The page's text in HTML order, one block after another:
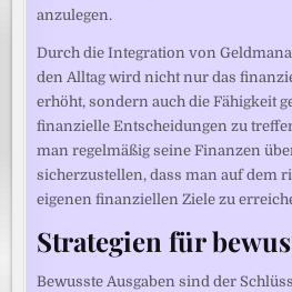
anzulegen.
Durch die Integration von
den Alltag wird nicht nur das
erhöht, sondern auch die Fähigkeit
finanzielle Entscheidungen zu
man regelmäßig seine Finanzen
sicherzustellen, dass man auf dem
eigenen finanziellen Ziele zu
Strategien für
Bewusste Ausgaben sind der